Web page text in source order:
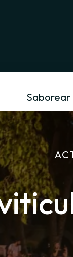
Saborear